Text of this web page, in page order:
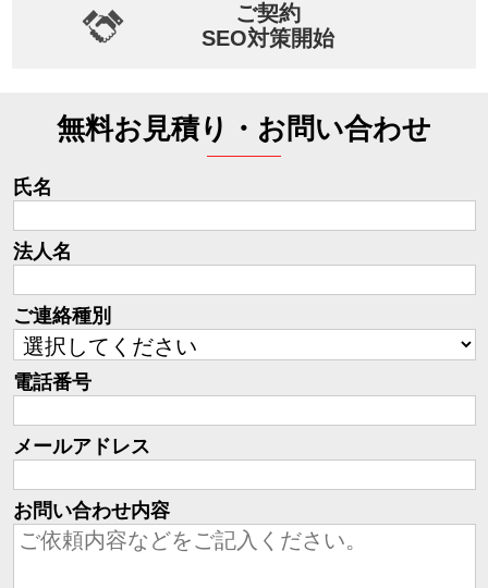
ご契約
SEO対策開始
無料お見積り・お問い合わせ
氏名
法人名
ご連絡種別
電話番号
メールアドレス
お問い合わせ内容